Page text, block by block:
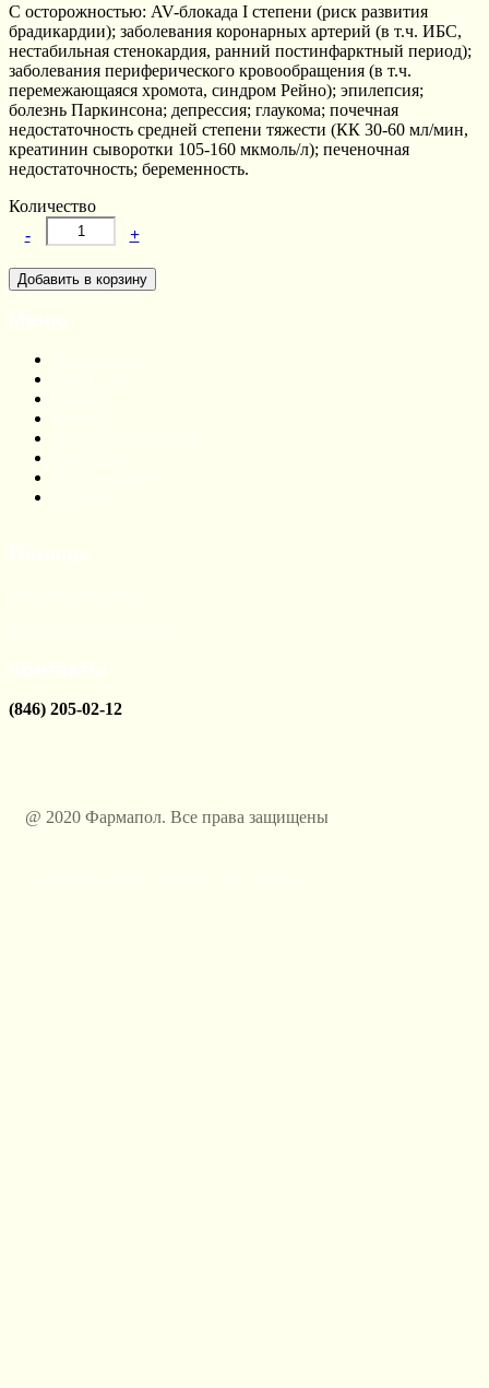
С осторожностью: AV-блокада I степени (риск развития
брадикардии); заболевания коронарных артерий (в т.ч. ИБС,
нестабильная стенокардия, ранний постинфарктный период);
заболевания периферического кровообращения (в т.ч.
перемежающаяся хромота, синдром Рейно); эпилепсия;
болезнь Паркинсона; депрессия; глаукома; почечная
недостаточность средней степени тяжести (КК 30-60 мл/мин,
креатинин сыворотки 105-160 мкмоль/л); печеночная
недостаточность; беременность.
Количество
-
+
(846) 205-02-12
@ 2020 Фармапол. Все права защищены